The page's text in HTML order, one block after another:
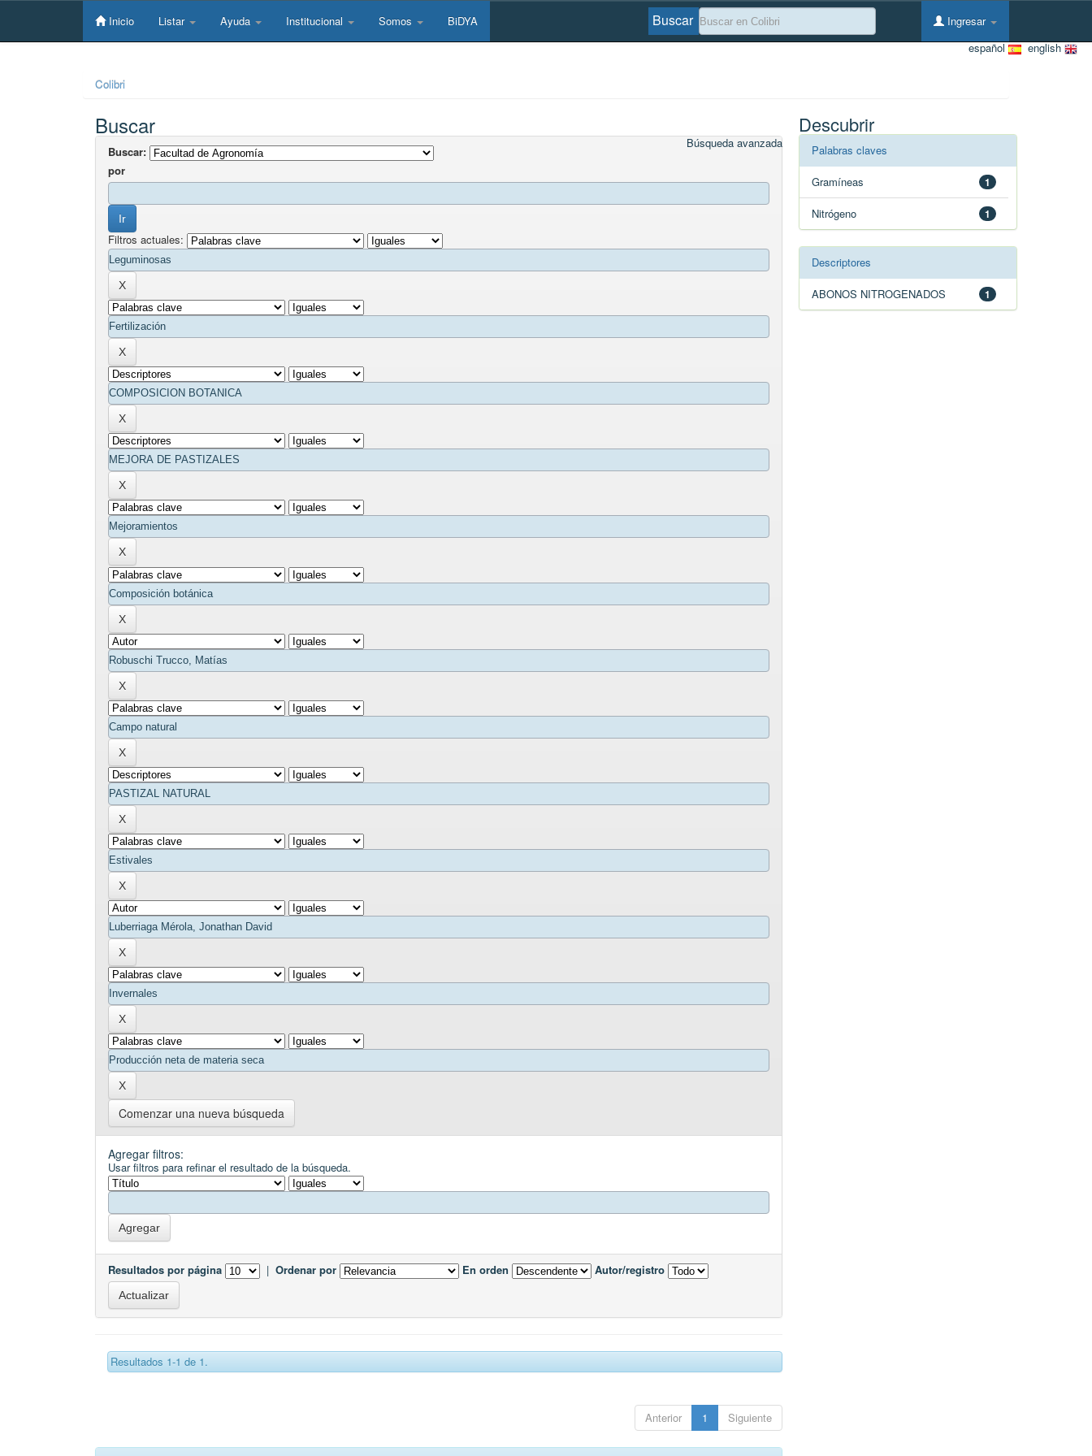
Skip
Inicio Listar Ayuda Institucional Somos BiDYA Ingresar
Buscar
english
español
Colibri
Buscar
Búsqueda avanzada
Buscar:
por
Filtros actuales:
Comenzar una nueva búsqueda
Agregar filtros:
Usar filtros para refinar el resultado de la búsqueda.
Resultados por página | Ordenar por En orden Autor/registro
Resultados 1-1 de 1.
Anterior 1 Siguiente
Descubrir
Palabras claves
1
Gramíneas
1
Nitrógeno
Descriptores
1
ABONOS NITROGENADOS